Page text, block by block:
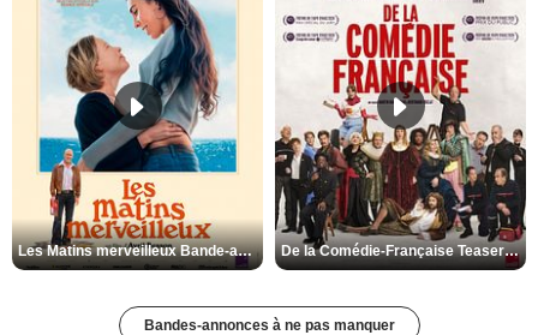
Les Matins merveilleux Bande-annonce VF De la Comédie-Française Teaser VF
Bandes-annonces à ne pas manquer